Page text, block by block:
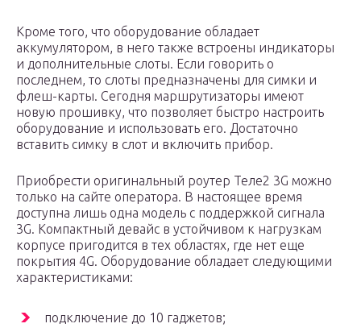
Кроме того, что оборудование обладает
аккумулятором, в него также встроены индикаторы
и дополнительные слоты. Если говорить о
последнем, то слоты предназначены для симки и
флеш-карты. Сегодня маршрутизаторы имеют
новую прошивку, что позволяет быстро настроить
оборудование и использовать его. Достаточно
вставить симку в слот и включить прибор.
Приобрести оригинальный роутер Теле2 3G можно
только на сайте оператора. В настоящее время
доступна лишь одна модель с поддержкой сигнала
3G. Компактный девайс в устойчивом к нагрузкам
корпусе пригодится в тех областях, где нет еще
покрытия 4G. Оборудование обладает следующими
характеристиками:
подключение до 10 гаджетов;